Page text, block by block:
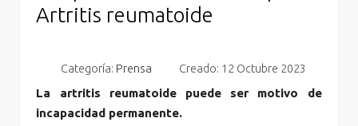
Artritis reumatoide
Categoría: Prensa Creado: 12 Octubre 2023
La artritis reumatoide puede ser motivo de
incapacidad permanente.